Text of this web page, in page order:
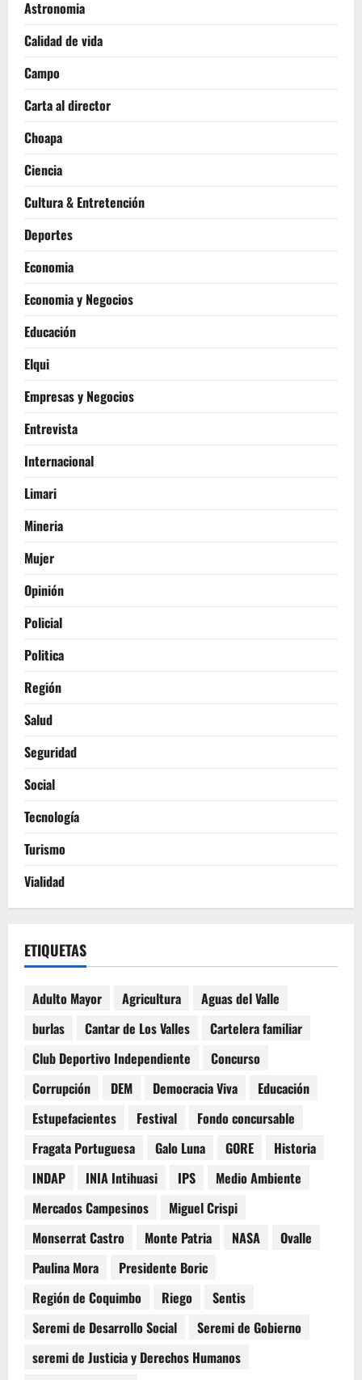
Astronomia
Calidad de vida
Campo
Carta al director
Choapa
Ciencia
Cultura & Entretención
Deportes
Economia
Economia y Negocios
Educación
Elqui
Empresas y Negocios
Entrevista
Internacional
Limari
Mineria
Mujer
Opinión
Policial
Politica
Región
Salud
Seguridad
Social
Tecnología
Turismo
Vialidad
ETIQUETAS
Adulto Mayor Agricultura
Aguas del Valle
burlas
Cantar de Los Valles
Cartelera familiar
Club Deportivo Independiente
Concurso
Corrupción
DEM Democracia Viva
Educación
Estupefacientes
Festival
Fondo concursable
Fragata Portuguesa
Galo Luna GORE
Historia
INDAP
INIA Intihuasi IPS
Medio Ambiente
Mercados Campesinos
Miguel Crispi
Monserrat Castro
Monte Patria NASA
Ovalle
Paulina Mora
Presidente Boric
Región de Coquimbo
Riego
Sentis
Seremi de Desarrollo Social
Seremi de Gobierno
seremi de Justicia y Derechos Humanos